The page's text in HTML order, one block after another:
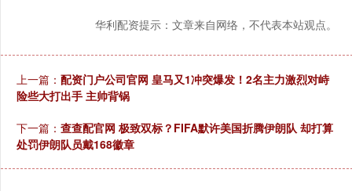
华利配资提示：文章来自网络，不代表本站观点。
上一篇： 配资门户公司官网 皇马又1冲突爆发！2名主力激烈对峙
险些大打出手 主帅背锅
下一篇： 查查配官网 极致双标？FIFA默许美国折腾伊朗队 却打算
处罚伊朗队员戴168徽章